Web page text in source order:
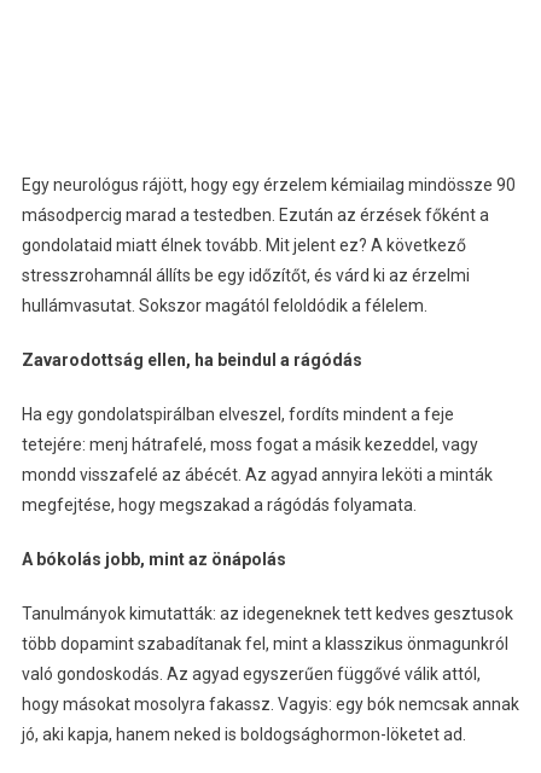
Egy neurológus rájött, hogy egy érzelem kémiailag mindössze 90
másodpercig marad a testedben. Ezután az érzések főként a
gondolataid miatt élnek tovább. Mit jelent ez? A következő
stresszrohamnál állíts be egy időzítőt, és várd ki az érzelmi
hullámvasutat. Sokszor magától feloldódik a félelem.
Zavarodottság ellen, ha beindul a rágódás
Ha egy gondolatspirálban elveszel, fordíts mindent a feje
tetejére: menj hátrafelé, moss fogat a másik kezeddel, vagy
mondd visszafelé az ábécét. Az agyad annyira leköti a minták
megfejtése, hogy megszakad a rágódás folyamata.
A bókolás jobb, mint az önápolás
Tanulmányok kimutatták: az idegeneknek tett kedves gesztusok
több dopamint szabadítanak fel, mint a klasszikus önmagunkról
való gondoskodás. Az agyad egyszerűen függővé válik attól,
hogy másokat mosolyra fakassz. Vagyis: egy bók nemcsak annak
jó, aki kapja, hanem neked is boldogsághormon-löketet ad.